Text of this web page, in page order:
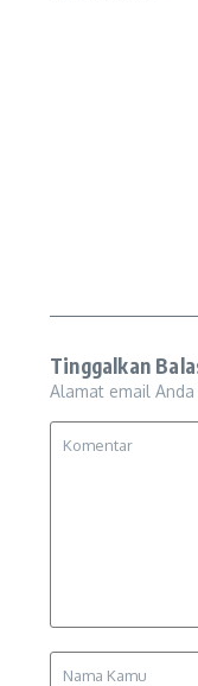
Tinggalkan
Alamat email